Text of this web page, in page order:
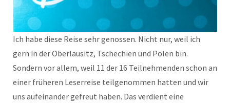
Ich habe diese Reise sehr genossen. Nicht nur, weil ich
gern in der Oberlausitz, Tschechien und Polen bin.
Sondern vor allem, weil 11 der 16 Teilnehmenden schon an
einer früheren Leserreise teilgenommen hatten und wir
uns aufeinander gefreut haben. Das verdient eine